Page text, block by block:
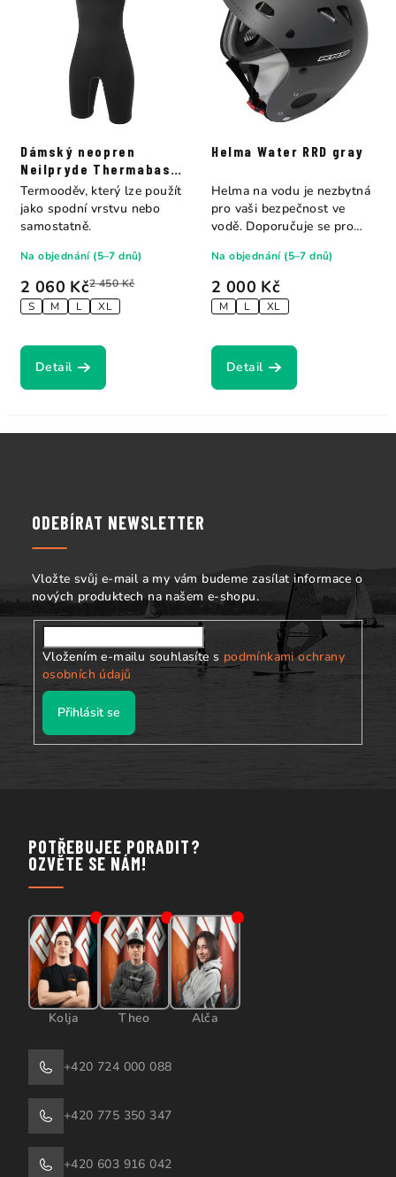
Dámský neopren
Neilpryde Thermabase
Short Jane
2 060 Kč2 450 Kč
S M L XL
Na objednání (5–7 dnů)
Detail
Termooděv, který lze použít
jako spodní vrstvu nebo
samostatně.
Helma Water RRD gray
2 000 Kč
M L XL
Na objednání (5–7 dnů)
Detail
Helma na vodu je nezbytná
pro vaši bezpečnost ve
vodě. Doporučuje se pro
ODEBÍRAT NEWSLETTER
Vložte svůj e-mail a my vám budeme zasílat informace o
nových produktech na našem e-shopu.
Vložením e-mailu souhlasíte s podmínkami ochrany
osobních údajů
Přihlásit se
POTŘEBUJEE PORADIT?
OZVĚTE SE NÁM!
Kolja Theo Alča
+420 724 000 088
+420 775 350 347
+420 603 916 042